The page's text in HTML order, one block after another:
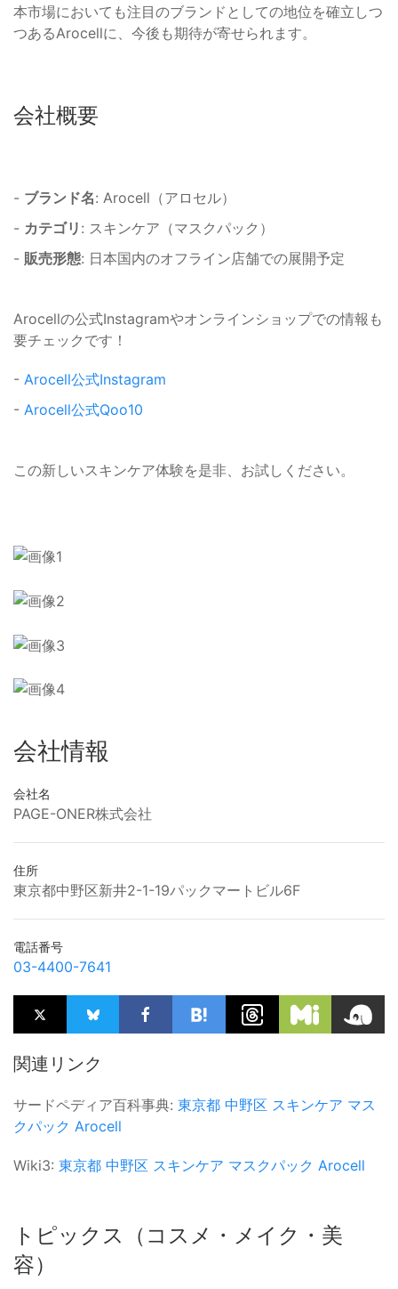
本市場においても注目のブランドとしての地位を確立しつ
つあるArocellに、今後も期待が寄せられます。
会社概要
- ブランド名: Arocell（アロセル）
- カテゴリ : スキンケア（マスクパック）
- 販売形態: 日本国内のオフライン店舗での展開予定
Arocellの公式Instagramやオンラインショップでの情報も
要チェックです！
- Arocell公式Instagram
- Arocell公式Qoo10
この新しいスキンケア体験を是非、お試しください。
会社情報
会社名
PAGE-ONER株式会社
住所
東京都中野区新井2-1-19パックマートビル6F
電話番号
03-4400-7641
関連リンク
サードペディア百科事典: 東京都 中野区 スキンケア マス
クパック Arocell
Wiki3: 東京都 中野区 スキンケア マスクパック Arocell
トピックス（コスメ・メイク・美
容）